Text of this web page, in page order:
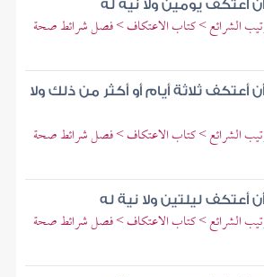
أعتكف يومين ولا نية له
الشرائع > كتاب الاعتكاف > فصل شرائط صحة
أعتكف ثلاثة أيام أو أكثر من ذلك ولا
الشرائع > كتاب الاعتكاف > فصل شرائط صحة
أعتكف ليلتين ولا نية له
الشرائع > كتاب الاعتكاف > فصل شرائط صحة